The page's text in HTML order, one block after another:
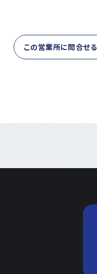
この営業所に問合せる